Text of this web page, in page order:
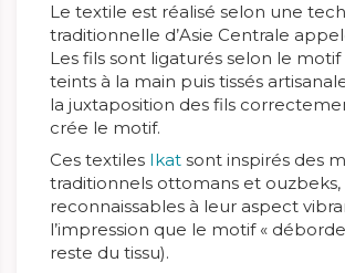
Le textile est réalisé selon une
traditionnelle d’Asie Centrale
Les fils sont ligaturés selon le motif
teints à la main puis tissés
la juxtaposition des fils
crée le motif.
Ces textiles Ikat sont inspirés des
traditionnels ottomans et ouzbeks,
reconnaissables à leur aspect
l’impression que le motif «
reste du tissu).